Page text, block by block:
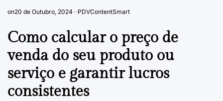
on20 de Outubro, 2024 PDVContentSmart
Como calcular o preço de
venda do seu produto ou
serviço e garantir lucros
consistentes